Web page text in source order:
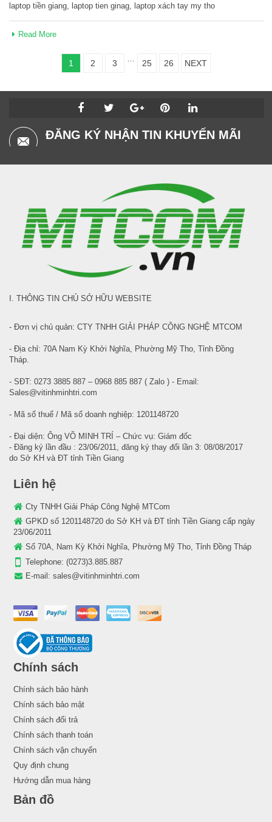
laptop tiền giang
laptop tien ginag laptop xách tay my tho
Read More
1 2 3 25 26 NEXT
ĐĂNG KÝ NHẬN TIN KHUYẾN MÃI
I. THÔNG TIN CHỦ SỞ HỮU WEBSITE
- Đơn vị chủ quản: CTY TNHH GIẢI PHÁP CÔNG NGHỆ MTCOM
- Địa chỉ: 70A Nam Kỳ Khởi Nghĩa, Phường Mỹ Tho, Tỉnh Đồng
Tháp.
- SĐT: 0273 3885 887 – 0968 885 887 ( Zalo ) - Email:
Sales@vitinhminhtri.com
- Mã số thuế / Mã số doanh nghiệp: 1201148720
- Đại diện: Ông VÕ MINH TRÍ – Chức vụ: Giám đốc
- Đăng ký lần đầu : 23/06/2011, đăng ký thay đổi lần 3: 08/08/2017
do Sở KH và ĐT tỉnh Tiền Giang
Liên hệ
Cty TNHH Giải Pháp Công Nghệ MTCom
GPKD số 1201148720 do Sở KH và ĐT tỉnh Tiền Giang cấp ngày
23/06/2011
Số 70A, Nam Kỳ Khởi Nghĩa, Phường Mỹ Tho, Tỉnh Đồng Tháp
Telephone: (0273)3.885.887
E-mail: sales@vitinhminhtri.com
Chính sách
Chính sách bảo hành
Chính sách bảo mật
Chính sách đổi trả
Chính sách thanh toán
Chính sách vận chuyển
Quy định chung
Hướng dẫn mua hàng
Bản đồ